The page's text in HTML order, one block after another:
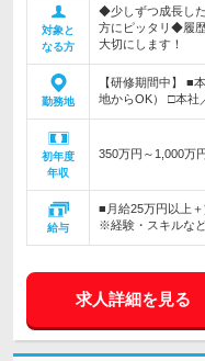
対象と
なる方
◆少しずつ成長し
方にピッタリ◆履
大切にします！
勤務地
【研修期間中】 ■
地からOK） □本社
初年度
年収
350万円～1,000万
給与
■月給25万円以上
※経験・スキルな
求人詳細を見る